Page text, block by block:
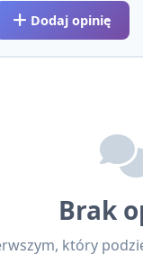
Dodaj opinię
Brak
który